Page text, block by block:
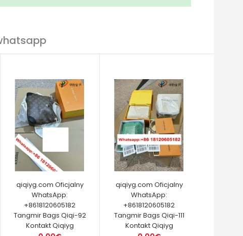
qiqiyg.com Oficjalny
WhatsApp:
+8618120605182
Tangmir Bags Qiqi-92
Kontakt Qiqiyg
qiqiyg.com Oficjalny
WhatsApp:
+8618120605182
Tangmir Bags Qiqi-111
Kontakt Qiqiyg